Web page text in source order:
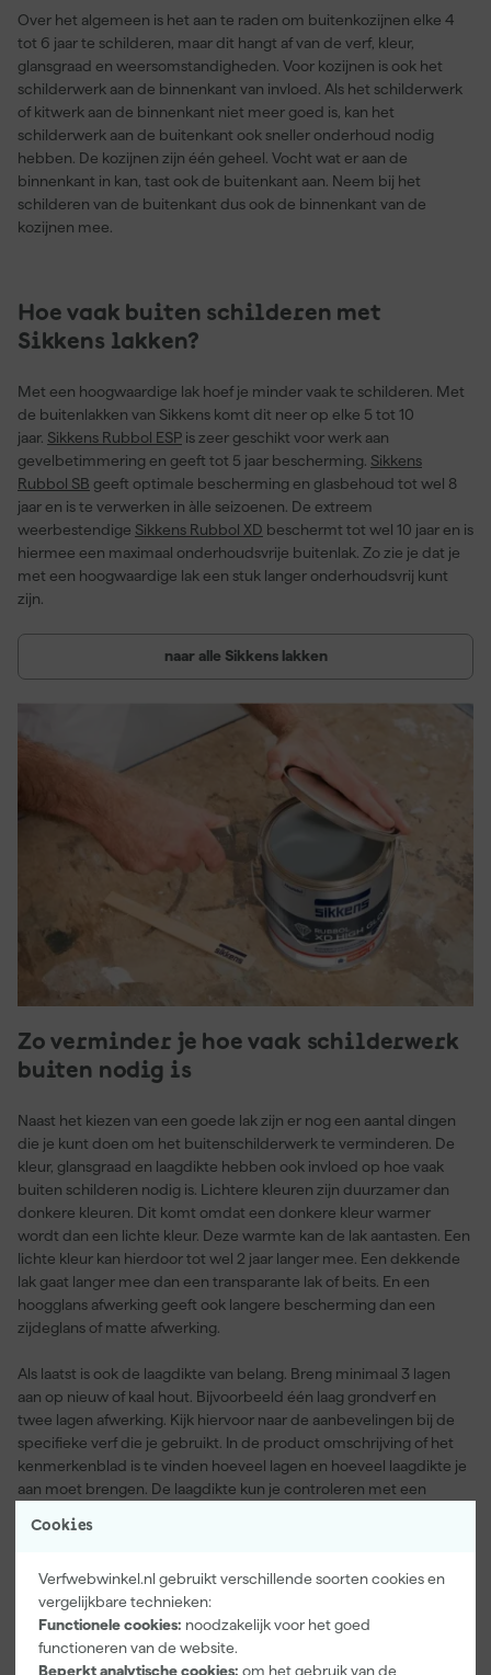
Cookies
Verfwebwinkel.nl gebruikt verschillende soorten cookies en
vergelijkbare technieken:
Functionele cookies: noodzakelijk voor het goed
functioneren van de website.
Beperkt analytische cookies: om het gebruik van de
Over het algemeen is het aan te raden om buitenkozijnen elke 4
tot 6 jaar te schilderen, maar dit hangt af van de verf, kleur,
glansgraad en weersomstandigheden. Voor kozijnen is ook het
schilderwerk aan de binnenkant van invloed. Als het schilderwerk
of kitwerk aan de binnenkant niet meer goed is, kan het
schilderwerk aan de buitenkant ook sneller onderhoud nodig
hebben. De kozijnen zijn één geheel. Vocht wat er aan de
binnenkant in kan, tast ook de buitenkant aan. Neem bij het
schilderen van de buitenkant dus ook de binnenkant van de
kozijnen mee.
Hoe vaak buiten schilderen met
Sikkens lakken?
Met een hoogwaardige lak hoef je minder vaak te schilderen. Met
de buitenlakken van Sikkens komt dit neer op elke 5 tot 10
jaar. Sikkens Rubbol ESP is zeer geschikt voor werk aan
gevelbetimmering en geeft tot 5 jaar bescherming. Sikkens
Rubbol SB geeft optimale bescherming en glasbehoud tot wel 8
jaar en is te verwerken in àlle seizoenen. De extreem
weerbestendige Sikkens Rubbol XD beschermt tot wel 10 jaar en is
hiermee een maximaal onderhoudsvrije buitenlak. Zo zie je dat je
met een hoogwaardige lak een stuk langer onderhoudsvrij kunt
zijn.
naar alle Sikkens lakken
Zo verminder je hoe vaak schilderwerk
buiten nodig is
Naast het kiezen van een goede lak zijn er nog een aantal dingen
die je kunt doen om het buitenschilderwerk te verminderen. De
kleur, glansgraad en laagdikte hebben ook invloed op hoe vaak
buiten schilderen nodig is. Lichtere kleuren zijn duurzamer dan
donkere kleuren. Dit komt omdat een donkere kleur warmer
wordt dan een lichte kleur. Deze warmte kan de lak aantasten. Een
lichte kleur kan hierdoor tot wel 2 jaar langer mee. Een dekkende
lak gaat langer mee dan een transparante lak of beits. En een
hoogglans afwerking geeft ook langere bescherming dan een
zijdeglans of matte afwerking.
Als laatst is ook de laagdikte van belang. Breng minimaal 3 lagen
aan op nieuw of kaal hout. Bijvoorbeeld één laag grondverf en
twee lagen afwerking. Kijk hiervoor naar de aanbevelingen bij de
specifieke verf die je gebruikt. In de product omschrijving of het
kenmerkenblad is te vinden hoeveel lagen en hoeveel laagdikte je
aan moet brengen. De laagdikte kun je controleren met een
naar hoogwaardige buitenlak om onderhoud uit te voeren of om
onderhoud te verminderen ben je bij Verfwebwinkel aan het juiste
adres.